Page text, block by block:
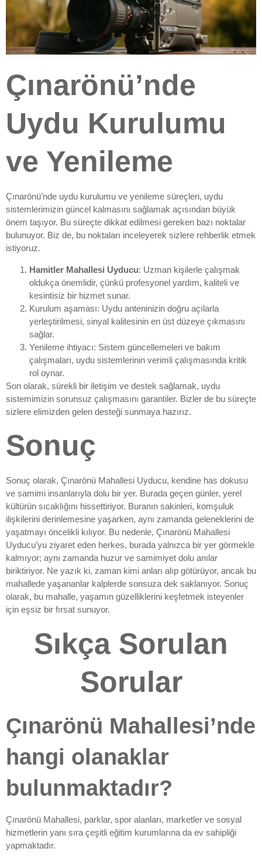
Çınarönü’nde
Uydu Kurulumu
ve Yenileme
Çınarönü’nde uydu kurulumu ve yenileme süreçleri, uydu
sistemlerimizin güncel kalmasını sağlamak açısından büyük
önem taşıyor. Bu süreçte dikkat edilmesi gereken bazı noktalar
bulunuyor. Biz de, bu noktaları inceleyerek sizlere rehberlik etmek
istiyoruz.
Hamitler Mahallesi Uyducu: Uzman kişilerle çalışmak
oldukça önemlidir, çünkü profesyonel yardım, kaliteli ve
kesintisiz bir hizmet sunar.
Kurulum aşaması: Uydu anteninizin doğru açılarla
yerleştirilmesi, sinyal kalitesinin en üst düzeye çıkmasını
sağlar.
Yenileme ihtiyacı: Sistem güncellemeleri ve bakım
çalışmaları, uydu sistemlerinin verimli çalışmasında kritik
rol oynar.
Son olarak, sürekli bir iletişim ve destek sağlamak, uydu
sistemimizin sorunsuz çalışmasını garantiler. Bizler de bu süreçte
sizlere elimizden gelen desteği sunmaya hazırız.
Sonuç
Sonuç olarak, Çınarönü Mahallesi Uyducu, kendine has dokusu
ve samimi insanlarıyla dolu bir yer. Burada geçen günler, yerel
kültürün sıcaklığını hissettiriyor. Buranın sakinleri, komşuluk
ilişkilerini derinlemesine yaşarken, aynı zamanda geleneklerini de
yaşatmayı öncelikli kılıyor. Bu nedenle, Çınarönü Mahallesi
Uyducu’yu ziyaret eden herkes, burada yalnızca bir yer görmekle
kalmıyor; aynı zamanda huzur ve samimiyet dolu anılar
biriktiriyor. Ne yazık ki, zaman kimi anları alıp götürüyor, ancak bu
mahallede yaşananlar kalplerde sonsuza dek saklanıyor. Sonuç
olarak, bu mahalle, yaşamın güzelliklerini keşfetmek isteyenler
için eşsiz bir fırsat sunuyor.
Sıkça Sorulan
Sorular
Çınarönü Mahallesi’nde
hangi olanaklar
bulunmaktadır?
Çınarönü Mahallesi, parklar, spor alanları, marketler ve sosyal
hizmetlerin yanı sıra çeşitli eğitim kurumlarına da ev sahipliği
yapmaktadır.